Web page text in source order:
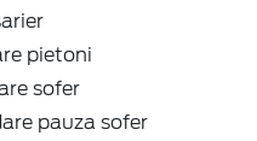
pietoni
sofer
pauza sofer